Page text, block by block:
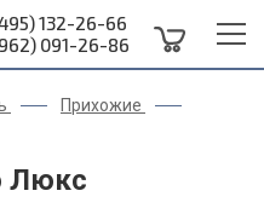
132-26-66
091-26-86
Прихожие
Люкс